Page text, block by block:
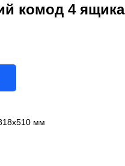
комод 4 ящика
мм